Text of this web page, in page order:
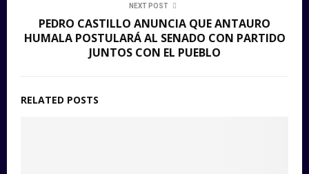
NEXT POST
PEDRO CASTILLO ANUNCIA QUE ANTAURO
HUMALA POSTULARÁ AL SENADO CON PARTIDO
JUNTOS CON EL PUEBLO
RELATED POSTS